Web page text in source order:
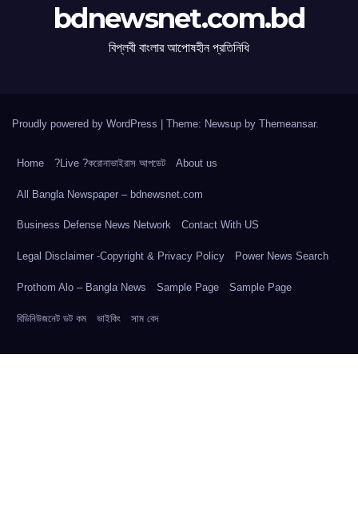
bdnewsnet.com.bd
বিপ্লবী বাংলার আপোষহীন প্রতিনিধি
Proudly powered by WordPress Theme: Newsup by Themeansar.
Home ?Live ?করোনাভাইরাস আপডেট About us
All Bangla Newspaper – bdnewsnet.com
Business Defense News Network Contact With US
Legal Disclaimer -Copyright & Privacy Policy Power News Search
Prothom Alo – Bangla News Sample Page Sample Page
বিডিনিউজনেট ডট কম ভাইকিং সাম বেদ